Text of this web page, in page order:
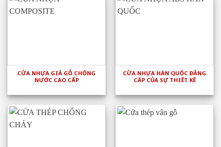
CỬA NHỰA GIẢ GỖ CHỐNG
NƯỚC CAO CẤP
CỬA NHỰA HÀN QUỐC ĐẲNG
CẤP CỦA SỰ THIẾT KẾ